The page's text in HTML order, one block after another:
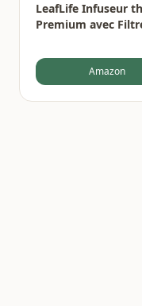
LeafLife Infuseur
Premium avec
sous Vide
Amazon